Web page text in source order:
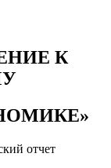
К
отчет